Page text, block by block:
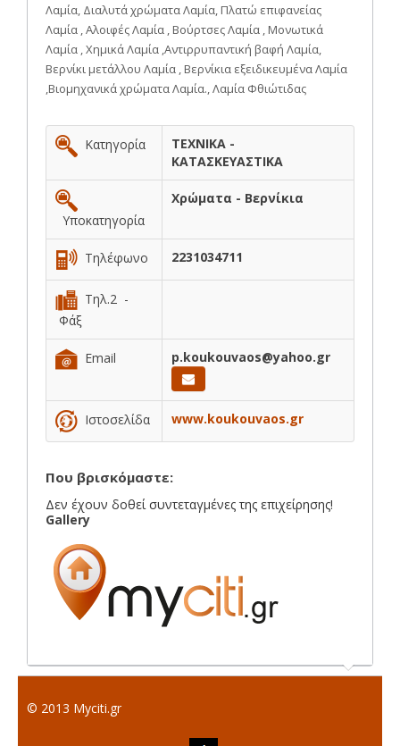
Λαμία, Διαλυτά χρώματα Λαμία, Πλατώ επιφανείας
Λαμία , Αλοιφές Λαμία , Βούρτσες Λαμία , Μονωτικά
Λαμία , Χημικά Λαμία ,Αντιρρυπαντική βαφή Λαμία,
Βερνίκι μετάλλου Λαμία , Βερνίκια εξειδικευμένα Λαμία
,Βιομηχανικά χρώματα Λαμία., Λαμία Φθιώτιδας
Κατηγορία
ΤΕΧΝΙΚΑ -
ΚΑΤΑΣΚΕΥΑΣΤΙΚΑ
Υποκατηγορία
Χρώματα - Βερνίκια
Τηλέφωνο 2231034711
Τηλ.2 -
Φάξ
Email p.koukouvaos@yahoo.gr
Ιστοσελίδα www.koukouvaos.gr
Που βρισκόμαστε:
Δεν έχουν δοθεί συντεταγμένες της επιχείρησης!
Gallery
© 2013 Myciti.gr